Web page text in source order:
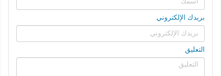
بريدك الإلكتروني
التعليق